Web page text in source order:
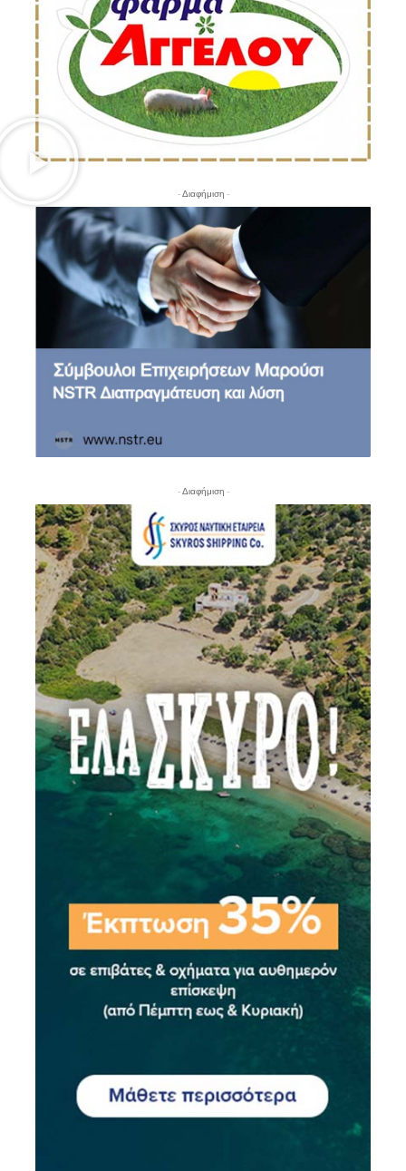
- Διαφήμιση -
- Διαφήμιση -